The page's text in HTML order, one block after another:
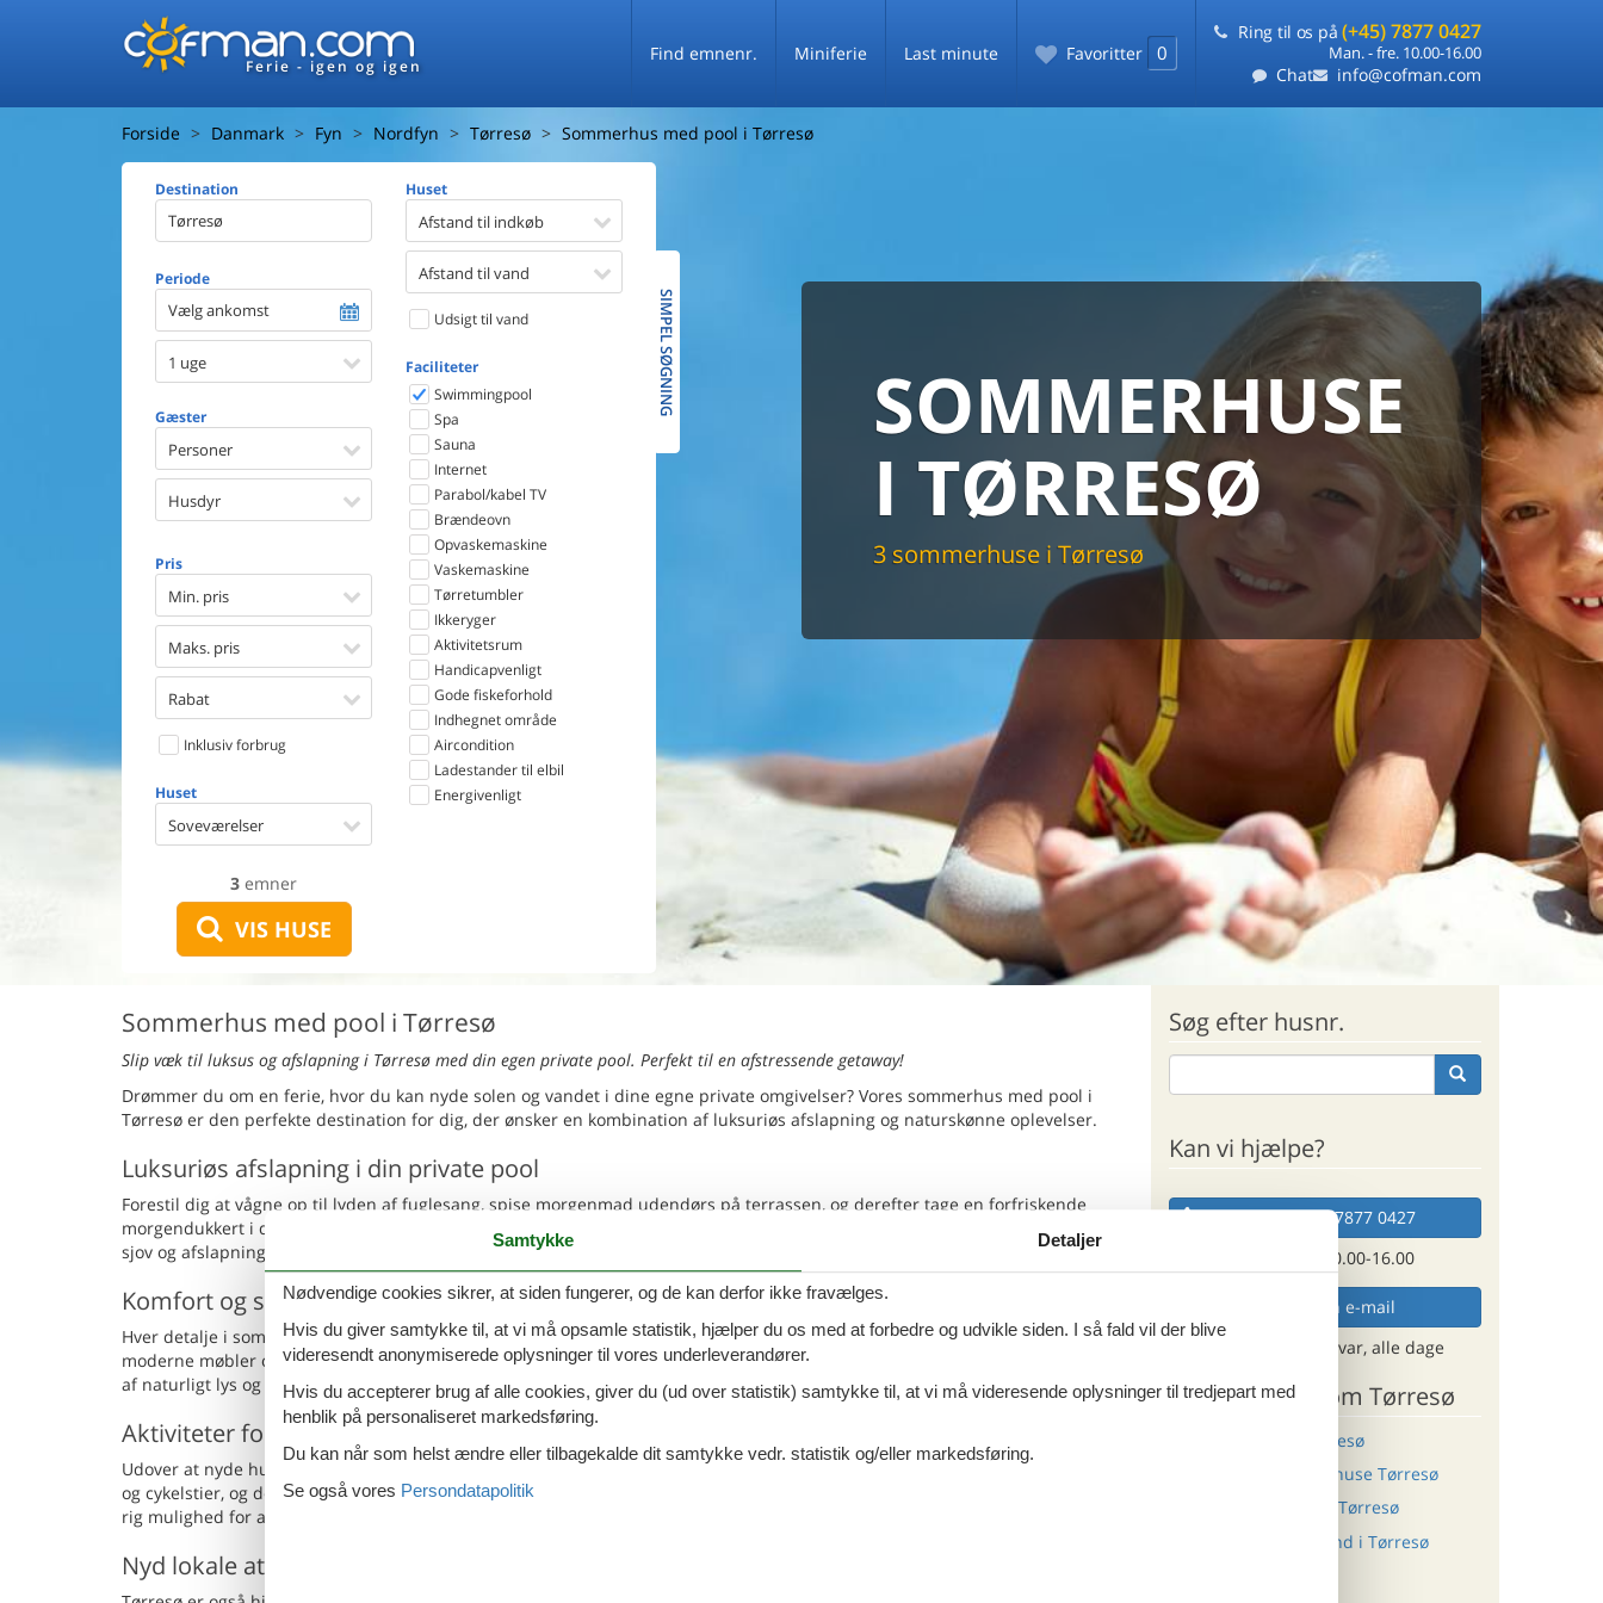
Ferie - igen og igen
Find emnenr. Miniferie Last minute Favoritter 0
Ring til os på (+45) 7877 0427
Man. - fre. 10.00-16.00
Chat info@cofman.com
Forside Danmark Fyn Nordfyn Tørresø Sommerhus med pool i Tørresø
Destination
Periode
Vælg ankomst
1 uge
Gæster
Personer
Husdyr
Pris
Min. pris
Maks. pris
Rabat
Inklusiv forbrug
Huset
Soveværelser
3 emner
VIS HUSE
Huset
Afstand til indkøb
Afstand til vand
Udsigt til vand
Faciliteter
Swimmingpool
Spa
Sauna
Internet
Parabol/kabel TV
Brændeovn
Opvaskemaskine
Vaskemaskine
Tørretumbler
Ikkeryger
Aktivitetsrum
Handicapvenligt
Gode fiskeforhold
Indhegnet område
Aircondition
Ladestander til elbil
Energivenligt
SIMPEL SØGNING
SOMMERHUSE
I TØRRESØ
3 sommerhuse i Tørresø
SOMMERHUS
MED
PRISGARANTI
Du får altid dit sommerhus til markedets laveste
HELE DANMARKS
SOMMERHUSUDLEJNING
De fleste danske sommerhuse samlet på ét sted
Sommerhus med pool i Tørresø
Slip væk til luksus og afslapning i Tørresø med din egen private pool. Perfekt til en afstressende getaway!
Drømmer du om en ferie, hvor du kan nyde solen og vandet i dine egne private omgivelser? Vores sommerhus med pool i
Tørresø er den perfekte destination for dig, der ønsker en kombination af luksuriøs afslapning og naturskønne oplevelser.
Luksuriøs afslapning i din private pool
Forestil dig at vågne op til lyden af fuglesang, spise morgenmad udendørs på terrassen, og derefter tage en forfriskende
morgendukkert i din egen private pool. Vores sommerhus i Tørresø tilbyder netop denne luksus. Poolen er designet til både
sjov og afslapning, med komfortable liggestole rundt omkring, hvor du kan solbade og nyde roen i de naturskønne omgivelser.
Komfort og stil
Hver detalje i sommerhuset er nøje udvalgt for at sikre, at dit ophold bliver så behageligt som muligt. Huset er indrettet med
moderne møbler og udstyret med alle nødvendige faciliteter for at gøre din ferie problemfri. Store vinduer sørger for masser
af naturligt lys og smukke udsigter over det omkringliggende landskab, hvilket skaber en luftig og indbydende atmosfære.
Aktiviteter for alle aldre
Udover at nyde husets pool, er Tørresø området perfekt for en række udendørs aktiviteter. Området byder på smukke vandre-
og cykelstier, og den nærliggende strand tilbyder alt fra svømning til vandsport. For naturelskere, tilbyder det lokale landskab
rig mulighed for at kigge på fugle og naturfotografering.
Nyd lokale attraktioner
Søg efter husnr.
Kan vi hjælpe?
Ring (+45) 7877 0427
Man. - fre. 10.00-16.00
Send en e-mail
og få et hurtigt svar, alle dage
Andre artikler om Tørresø
Sommerhus ved Tørresø
Last minute sommerhuse Tørresø
Luksus sommerhus i Tørresø
Sommerhus med hund i Tørresø
Samtykke Detaljer
Nødvendige cookies sikrer, at siden fungerer, og de kan derfor ikke fravælges.
Hvis du giver samtykke til, at vi må opsamle statistik, hjælper du os med at forbedre og udvikle siden. I så fald vil der blive
videresendt anonymiserede oplysninger til vores underleverandører.
Hvis du accepterer brug af alle cookies, giver du (ud over statistik) samtykke til, at vi må videresende oplysninger til tredjepart med
henblik på personaliseret markedsføring.
Du kan når som helst ændre eller tilbagekalde dit samtykke vedr. statistik og/eller markedsføring.
Se også vores Persondatapolitik